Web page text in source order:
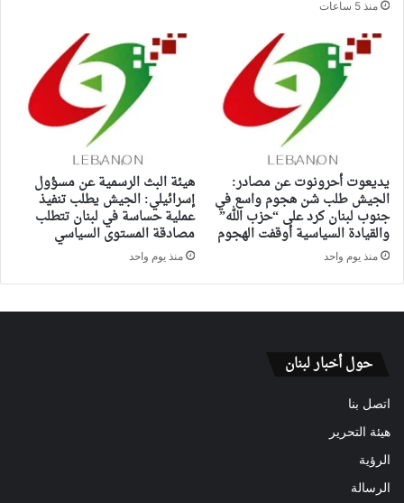
منذ 5 ساعات
يديعوت أحرونوت عن مصادر:
الجيش طلب شن هجوم واسع في
جنوب لبنان كرد على “حزب الله”
والقيادة السياسية أوقفت الهجوم
منذ يوم واحد
هيئة البث الرسمية عن مسؤول
إسرائيلي: الجيش يطلب تنفيذ
عملية حساسة في لبنان تتطلب
مصادقة المستوى السياسي
منذ يوم واحد
حول أخبار لبنان
اتصل بنا
هيئة التحرير
الرؤية
الرسالة